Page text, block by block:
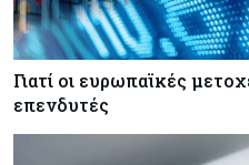
Αγορές ακινήτων:
πόλεις για αγορά
Κόσμος
Οι πυρκαγιές
ζημιές δεν είναι
Γιατί οι ευρωπαϊκές
επενδυτές